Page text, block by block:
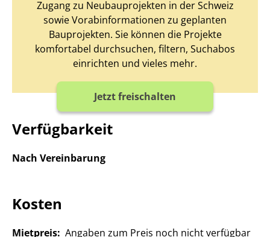
Zugang zu Neubauprojekten in der Schweiz
sowie Vorabinformationen zu geplanten
Bauprojekten. Sie können die Projekte
komfortabel durchsuchen, filtern, Suchabos
einrichten und vieles mehr.
Jetzt freischalten
Verfügbarkeit
Nach Vereinbarung
Kosten
Mietpreis: Angaben zum Preis noch nicht verfügbar